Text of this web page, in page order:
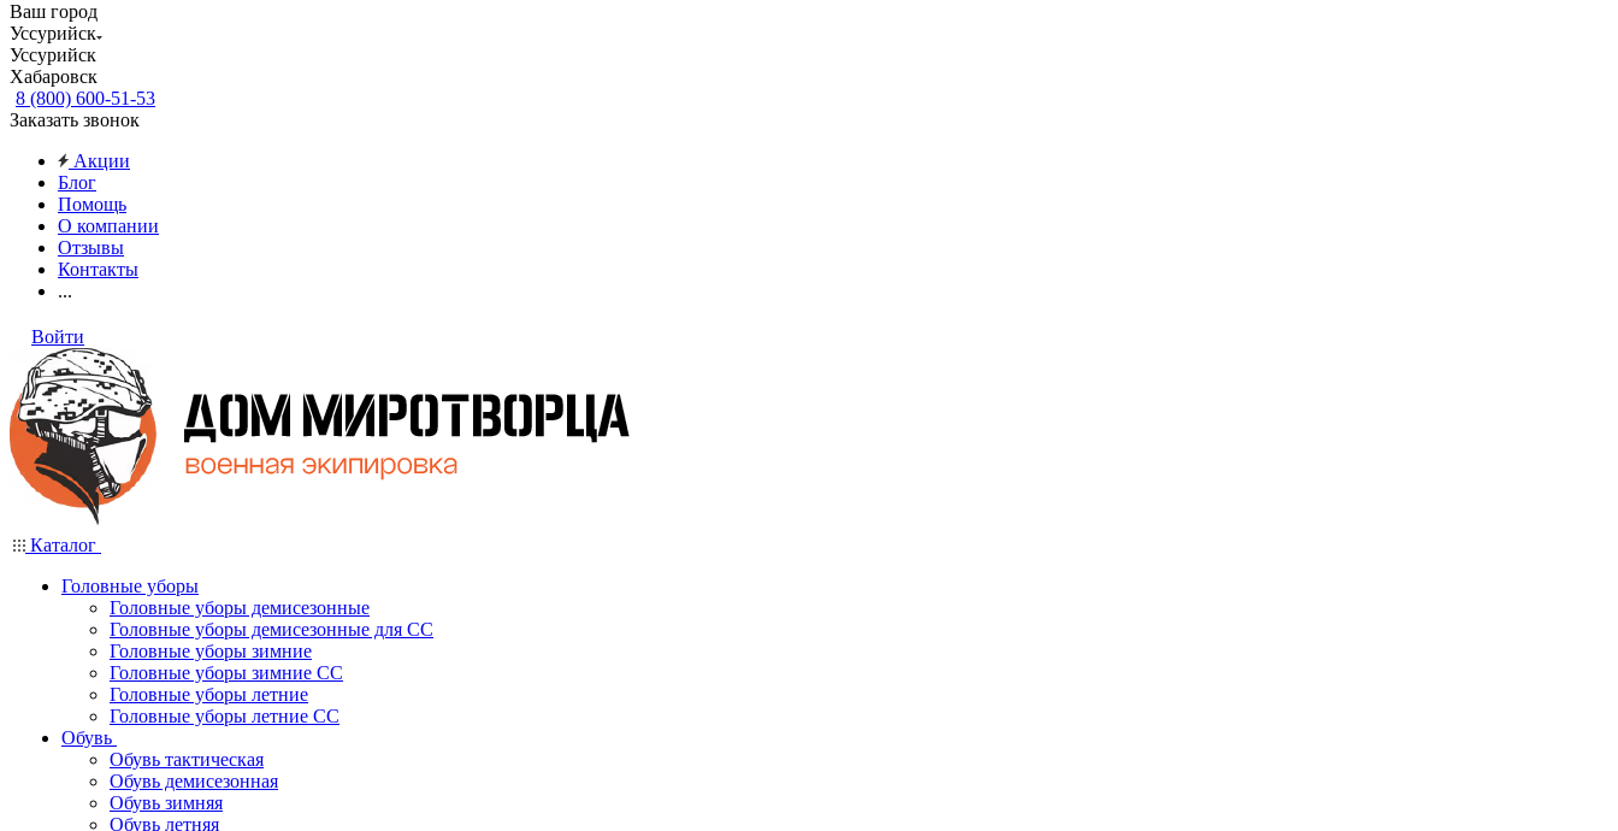
Ваш город
Уссурийск
Уссурийск
Хабаровск
8 (800) 600-51-53
Заказать звонок
Акции
Блог
Помощь
О компании
Отзывы
Контакты
...
Войти
Каталог
Головные уборы
Головные уборы демисезонные
Головные уборы демисезонные для СС
Головные уборы зимние
Головные уборы зимние СС
Головные уборы летние
Головные уборы летние СС
Обувь
Обувь тактическая
Обувь демисезонная
Обувь зимняя
Обувь летняя